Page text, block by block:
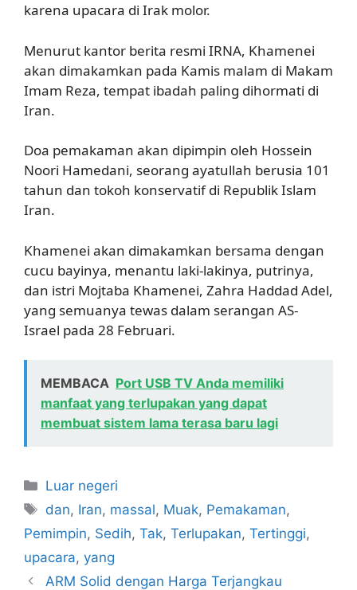
karena upacara di Irak molor.
Menurut kantor berita resmi IRNA, Khamenei
akan dimakamkan pada Kamis malam di Makam
Imam Reza, tempat ibadah paling dihormati di
Iran.
Doa pemakaman akan dipimpin oleh Hossein
Noori Hamedani, seorang ayatullah berusia 101
tahun dan tokoh konservatif di Republik Islam
Iran.
Khamenei akan dimakamkan bersama dengan
cucu bayinya, menantu laki-lakinya, putrinya,
dan istri Mojtaba Khamenei, Zahra Haddad Adel,
yang semuanya tewas dalam serangan AS-
Israel pada 28 Februari.
MEMBACA Port USB TV Anda memiliki
manfaat yang terlupakan yang dapat
membuat sistem lama terasa baru lagi
Kategori
Luar negeri
Tag
dan, Iran, massal, Muak, Pemakaman,
Pemimpin, Sedih, Tak, Terlupakan, Tertinggi,
upacara, yang
ARM Solid dengan Harga Terjangkau